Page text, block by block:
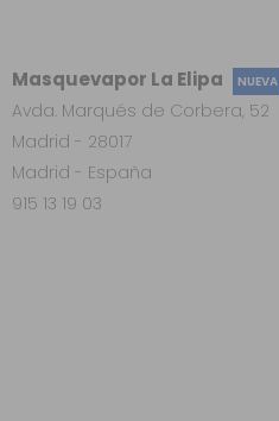
Masquevapor La Elipa NUEVA
Avda. Marqués de Corbera, 52
Madrid - 28017
Madrid - España
915 13 19 03